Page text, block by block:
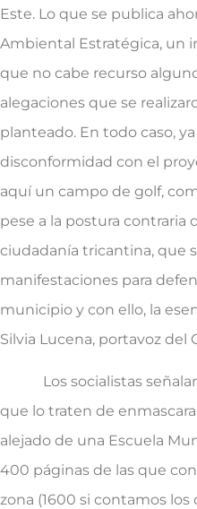
Este. Lo que se publica
Ambiental Estratégica, un
que no cabe recurso
alegaciones que se
planteado. En todo caso,
disconformidad con el
aquí un campo de golf,
pese a la postura contraria
ciudadanía tricantina, que
manifestaciones para
municipio y con ello, la
Silvia Lucena, portavoz del
Los socialistas señalan
que lo traten de
alejado de una Escuela
400 páginas de las que
zona (1600 si contamos